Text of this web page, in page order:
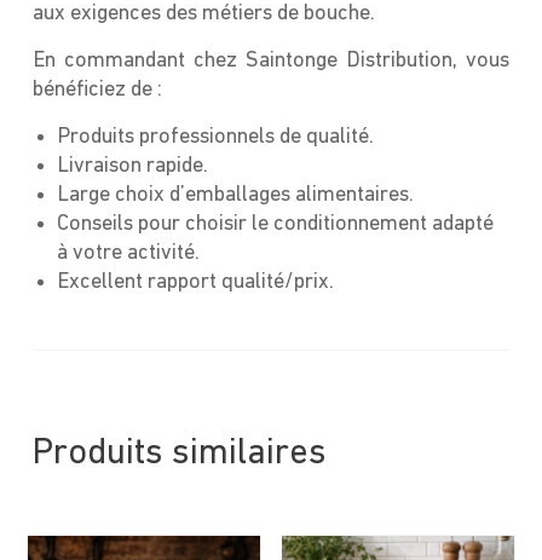
aux exigences des métiers de bouche.
En commandant chez Saintonge Distribution, vous
bénéficiez de :
Produits professionnels de qualité.
Livraison rapide.
Large choix d’emballages alimentaires.
Conseils pour choisir le conditionnement adapté
à votre activité.
Excellent rapport qualité/prix.
Produits similaires